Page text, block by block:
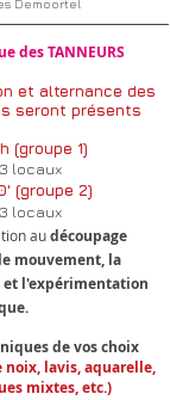
Demoortel
des TANNEURS
et alternance des
seront présents
(groupe 1)
locaux
(groupe 2)
locaux
audécoupage
le mouvement, la
et l'expérimentation
de vos choix
noix, lavis, aquarelle,
mixtes, etc.)